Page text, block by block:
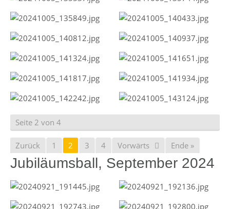
Seite 2 von 4
Zurück 1 2 3 4 Vorwärts Ende »
Jubiläumsball, September 2024